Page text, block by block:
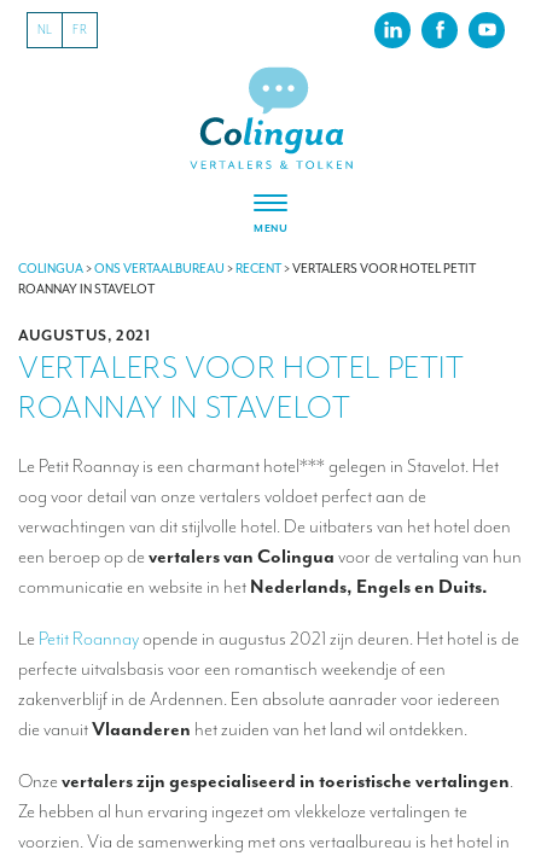
NL FR
MENU
VERTALEN
Vertalers voor internationale tentoonstellingen
Vertalers voor musea
Vertalers voor de toeristische sector
Vertalers voor de gastronomische en wijnsector
Vertalers voor de pers, lifestyle en communicatiebureaus
Hoeveel kost een vertaling?
OVER COLINGUA
Ons vertaalbureau
Recent
COLINGUA>ONS VERTAALBUREAU >RECENT>VERTALERS VOOR HOTEL PETIT
ROANNAY IN STAVELOT
AUGUSTUS, 2021
VERTALERS VOOR HOTEL PETIT
ROANNAY IN STAVELOT
Le Petit Roannay is een charmant hotel*** gelegen in Stavelot. Het
oog voor detail van onze vertalers voldoet perfect aan de
verwachtingen van dit stijlvolle hotel. De uitbaters van het hotel doen
een beroep op de vertalers van Colingua voor de vertaling van hun
communicatie en website in het Nederlands, Engels en Duits.
Le Petit Roannayopende in augustus 2021 zijn deuren. Het hotel is de
perfecte uitvalsbasis voor een romantisch weekendje of een
zakenverblijf in de Ardennen. Een absolute aanrader voor iedereen
die vanuitVlaanderen het zuiden van het land wil ontdekken.
Onze vertalers zijn gespecialiseerd in toeristische vertalingen.
Ze hebben al hun ervaring ingezet om vlekkeloze vertalingen te
voorzien. Via de samenwerking met ons vertaalbureau is het hotel in